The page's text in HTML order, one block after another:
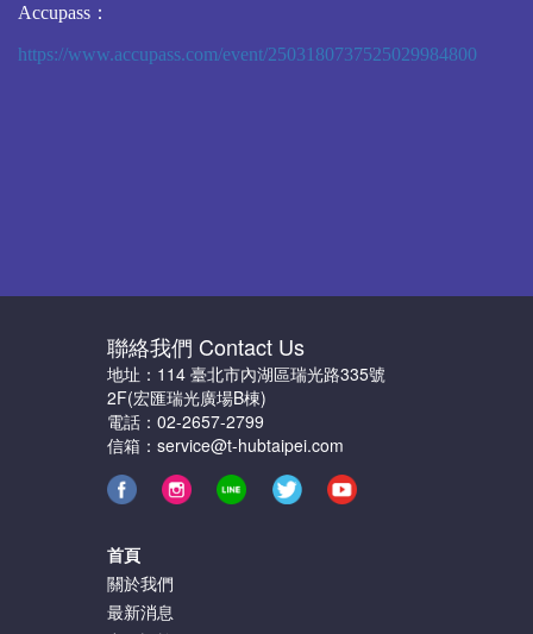
Accupass：
https://www.accupass.com/event/2503180737525029984800
聯絡我們 Contact Us
地址：114 臺北市內湖區瑞光路335號
2F(宏匯瑞光廣場B棟)
電話：02-2657-2799
信箱：service@t-hubtaipei.com
首頁
關於我們
最新消息